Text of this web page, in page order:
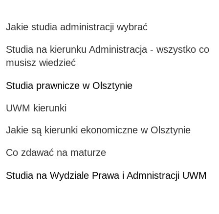
Jakie studia administracji wybrać
Studia na kierunku Administracja - wszystko co
musisz wiedzieć
Studia prawnicze w Olsztynie
UWM kierunki
Jakie są kierunki ekonomiczne w Olsztynie
Co zdawać na maturze
Studia na Wydziale Prawa i Admnistracji UWM